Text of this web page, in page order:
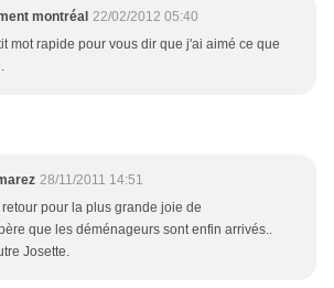
montréal 22/02/2012 05:40
mot rapide pour vous dir que j'ai aimé ce que
28/11/2011 14:51
pour la plus grande joie de
que les déménageurs sont enfin arrivés..
Josette.